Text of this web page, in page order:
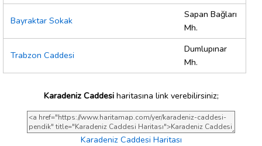
Bayraktar Sokak
Sapan Bağları
Mh.
Trabzon Caddesi
Dumlupınar
Mh.
Karadeniz Caddesiharitasına link verebilirsiniz;
Karadeniz Caddesi Haritası